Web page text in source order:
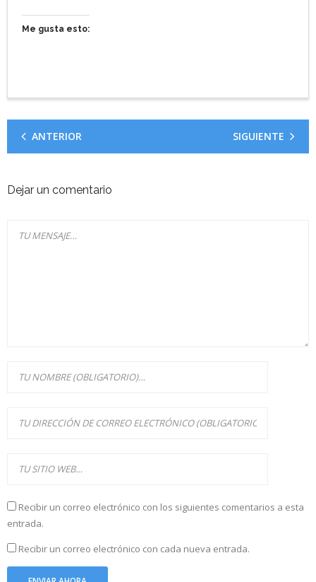
Me gusta esto:
ANTERIOR SIGUIENTE
Dejar un comentario
Recibir un correo electrónico con los siguientes comentarios a esta
entrada.
Recibir un correo electrónico con cada nueva entrada.